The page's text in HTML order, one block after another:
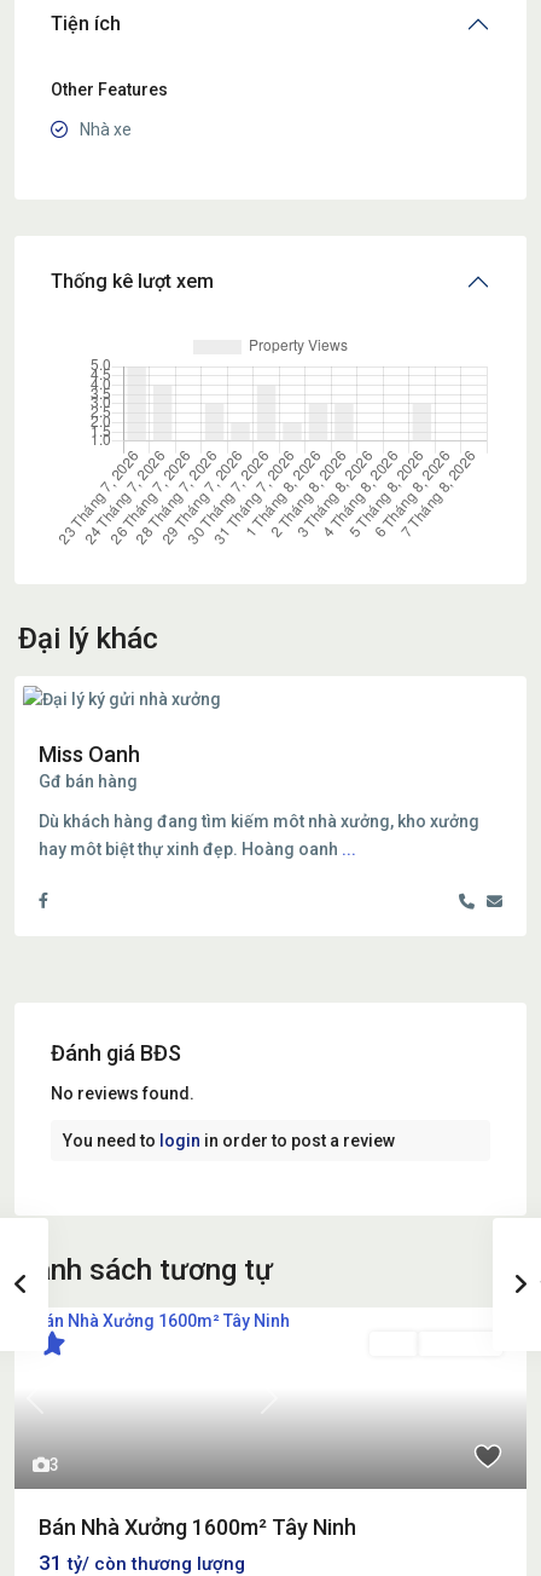
Tiện ích
Other Features
Nhà xe
Thống kê lượt xem
Đại lý khác
Miss Oanh
Gđ bán hàng
Dù khách hàng đang tìm kiếm môt nhà xưởng, kho xưởng
hay môt biệt thự xinh đẹp. Hoàng oanh ...
Đánh giá BĐS
No reviews found.
You need to login in order to post a review
danh sách tương tự
3
Previous Next
Bán Nhà Xưởng 1600m² Tây Ninh
31tỷ/ còn thương lượng